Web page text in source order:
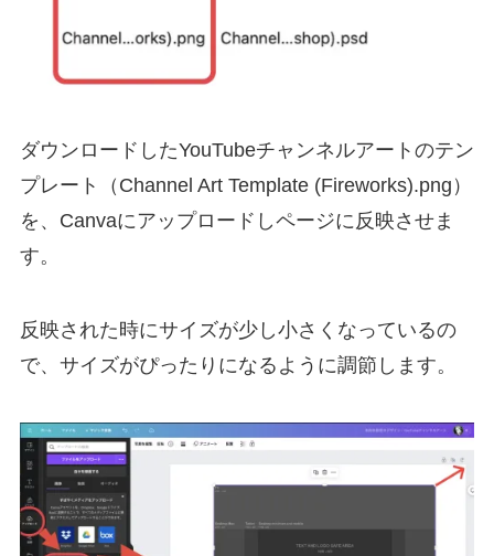
ダウンロードしたYouTubeチャンネルアートのテン
プレート（Channel Art Template (Fireworks).png）
を、Canvaにアップロードしページに反映させま
す。
反映された時にサイズが少し小さくなっているの
で、サイズがぴったりになるように調節します。